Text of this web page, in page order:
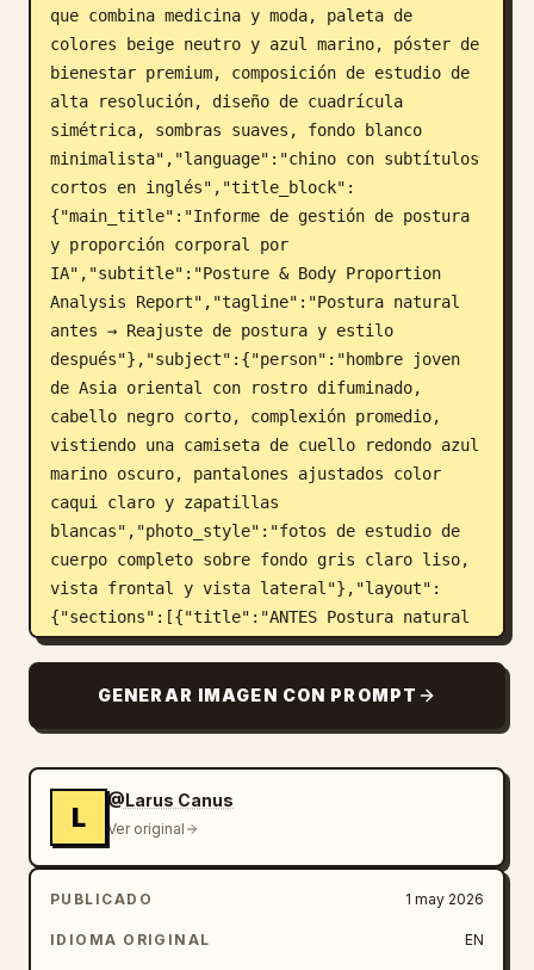
Actualizaciones
que combina medicina y moda, paleta de
colores beige neutro y azul marino, póster de
bienestar premium, composición de estudio de
alta resolución, diseño de cuadrícula
simétrica, sombras suaves, fondo blanco
minimalista","language":"chino con subtítulos
cortos en inglés","title_block":
{"main_title":"Informe de gestión de postura
y proporción corporal por
IA","subtitle":"Posture & Body Proportion
Analysis Report","tagline":"Postura natural
antes → Reajuste de postura y estilo
después"},"subject":{"person":"hombre joven
de Asia oriental con rostro difuminado,
cabello negro corto, complexión promedio,
vistiendo una camiseta de cuello redondo azul
marino oscuro, pantalones ajustados color
caqui claro y zapatillas
blancas","photo_style":"fotos de estudio de
cuerpo completo sobre fondo gris claro liso,
vista frontal y vista lateral"},"layout":
{"sections":[{"title":"ANTES Postura natural
(estado original)","position":"superior
antes","vista lateral antes"],"details":"dos
fotos de cuerpo completo con línea central
anotaciones numeradas que señalan problemas
postura y optimización de vestuario (mejora
visual)","position":"superior centro-
derecha","count":2,"labels":["vista frontal
después","vista lateral
GENERAR IMAGEN CON PROMPT
L
@Larus Canus
Ver original
PUBLICADO 1 may 2026
IDIOMA ORIGINAL EN